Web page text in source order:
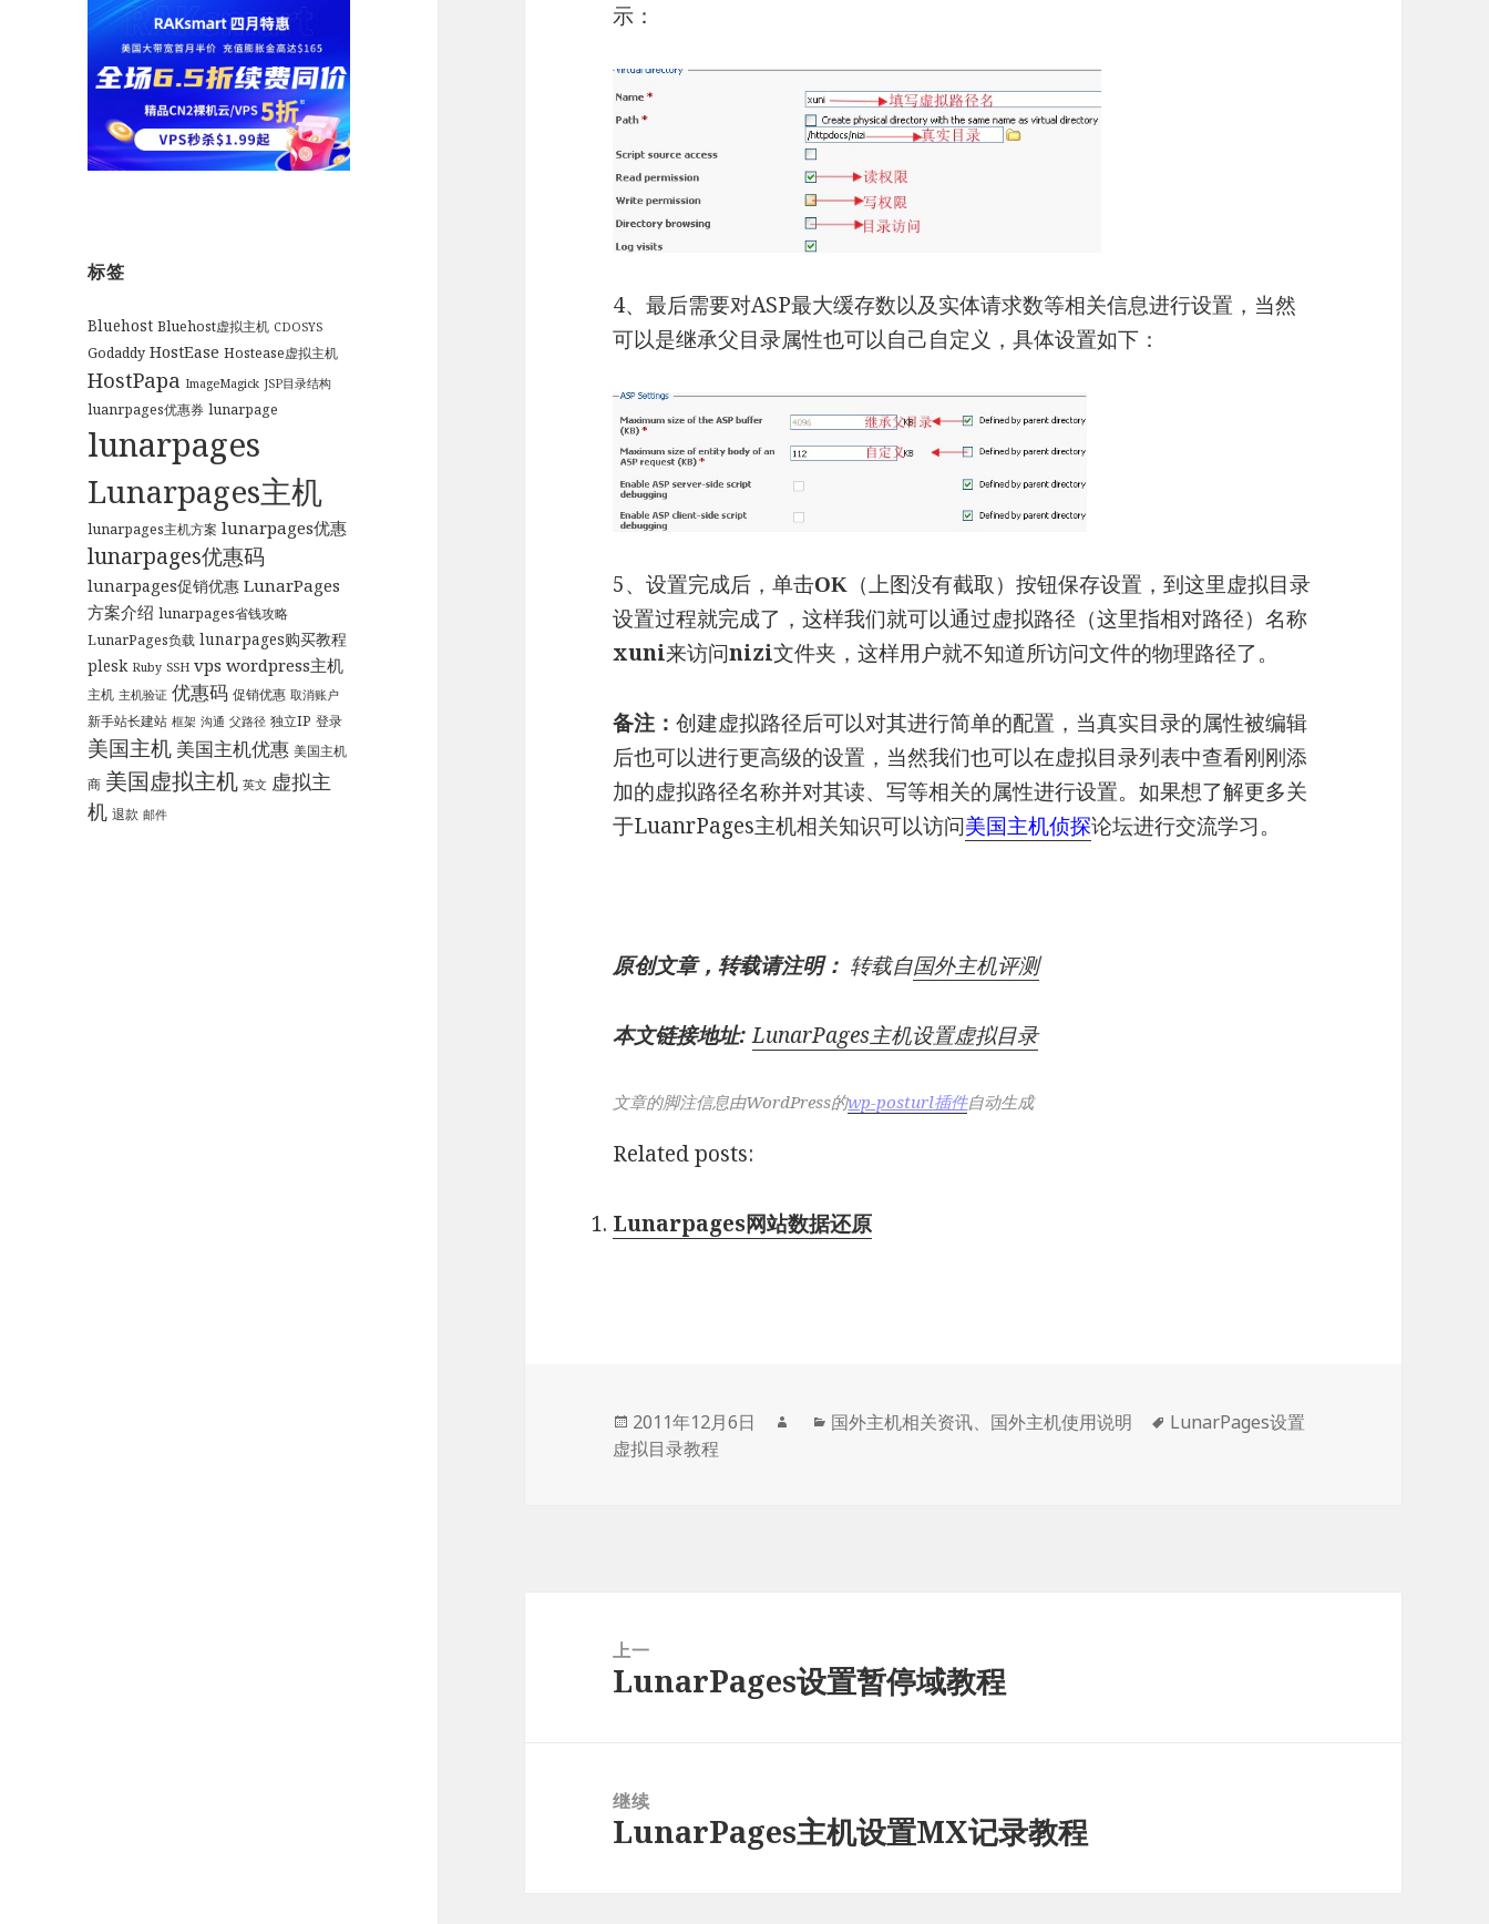
标签
Bluehost Bluehost虚拟主机 CDOSYS
Godaddy HostEase Hostease虚拟主机
HostPapa ImageMagick JSP目录结构
luanrpages优惠券 lunarpage
lunarpages
Lunarpages主机
lunarpages主机方案 lunarpages优惠
lunarpages优惠码
lunarpages促销优惠 LunarPages
方案介绍 lunarpages省钱攻略
LunarPages负载 lunarpages购买教程
plesk Ruby SSH vps wordpress主机
主机 主机验证 优惠码 促销优惠 取消账户
新手站长建站 框架 沟通 父路径 独立IP 登录
美国主机 美国主机优惠 美国主机
商 美国虚拟主机 英文 虚拟主
机 退款 邮件
示：
4、最后需要对ASP最大缓存数以及实体请求数等相关信息进行设置，当然
可以是继承父目录属性也可以自己自定义，具体设置如下：
5、设置完成后，单击OK （上图没有截取）按钮保存设置，到这里虚拟目录
设置过程就完成了，这样我们就可以通过虚拟路径（这里指相对路径）名称
xuni来访问nizi文件夹，这样用户就不知道所访问文件的物理路径了。
备注：创建虚拟路径后可以对其进行简单的配置，当真实目录的属性被编辑
后也可以进行更高级的设置，当然我们也可以在虚拟目录列表中查看刚刚添
加的虚拟路径名称并对其读、写等相关的属性进行设置。如果想了解更多关
于LuanrPages主机相关知识可以访问美国主机侦探论坛进行交流学习。
原创文章，转载请注明： 转载自国外主机评测
本文链接地址: LunarPages主机设置虚拟目录
文章的脚注信息由WordPress的wp-posturl插件自动生成
Related posts:
Lunarpages网站数据还原
发
布
2011年12月6日
分
国外主机相关资讯、 国外主机使用说明
标
LunarPages设置
虚拟目录教程
上一
上
LunarPages设置暂停域教程
继续
下
LunarPages主机设置MX记录教程